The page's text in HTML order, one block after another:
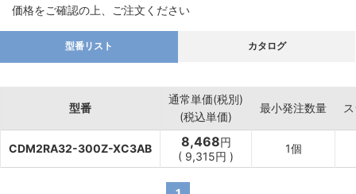
価格をご確認の上、ご注文ください
型番リスト カタログ
型番
通常単価(税別)
(税込単価)
最小発注数量
CDM2RA32-300Z-XC3AB 8,468円
( 9,315円 )
1個